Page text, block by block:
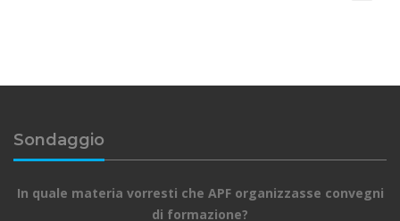
Sondaggio
In quale materia vorresti che APF organizzasse convegni
di formazione?